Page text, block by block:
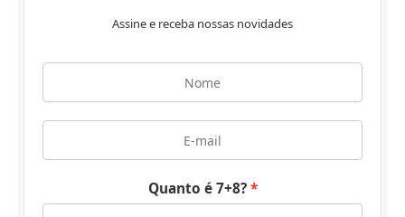
Assine e receba nossas novidades
Quanto é 7+8?